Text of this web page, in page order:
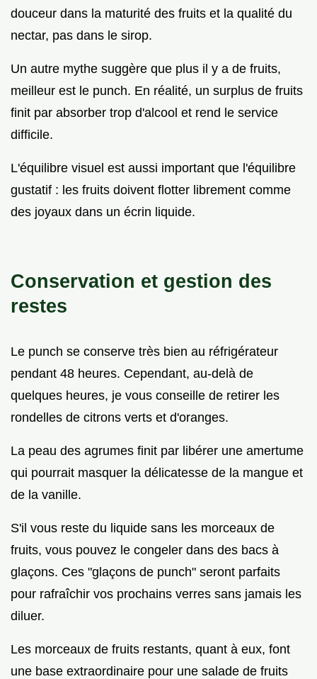
douceur dans la maturité des fruits et la qualité du
nectar, pas dans le sirop.
Un autre mythe suggère que plus il y a de fruits,
meilleur est le punch. En réalité, un surplus de fruits
finit par absorber trop d'alcool et rend le service
difficile.
L'équilibre visuel est aussi important que l'équilibre
gustatif : les fruits doivent flotter librement comme
des joyaux dans un écrin liquide.
Conservation et gestion des
restes
Le punch se conserve très bien au réfrigérateur
pendant 48 heures. Cependant, au-delà de
quelques heures, je vous conseille de retirer les
rondelles de citrons verts et d'oranges.
La peau des agrumes finit par libérer une amertume
qui pourrait masquer la délicatesse de la mangue et
de la vanille.
S'il vous reste du liquide sans les morceaux de
fruits, vous pouvez le congeler dans des bacs à
glaçons. Ces "glaçons de punch" seront parfaits
pour rafraîchir vos prochains verres sans jamais les
diluer.
Les morceaux de fruits restants, quant à eux, font
une base extraordinaire pour une salade de fruits